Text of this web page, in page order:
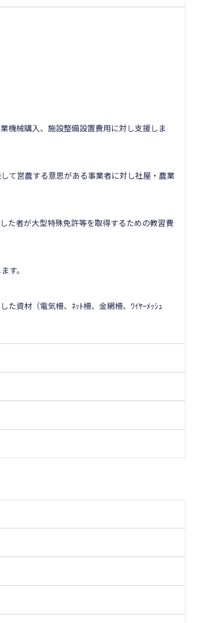
機械購入、施設整備設置費用に対し支援しま
て営農する意思がある事業者に対し社屋・農業
た者が大型特殊免許等を取得するための教習費
す。
資材（電気柵、ﾈｯﾄ柵、金網柵、ﾜｲﾔｰﾒｯｼｭ